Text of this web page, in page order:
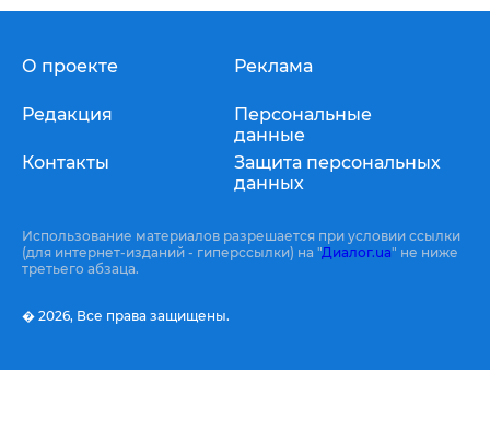
О проекте
Редакция
Контакты
Реклама
Персональные
данные
Защита персональных
данных
Использование материалов разрешается при условии ссылки
(для интернет-изданий - гиперссылки) на "Диалог.ua" не ниже
третьего абзаца.
� 2026, Все права защищены.